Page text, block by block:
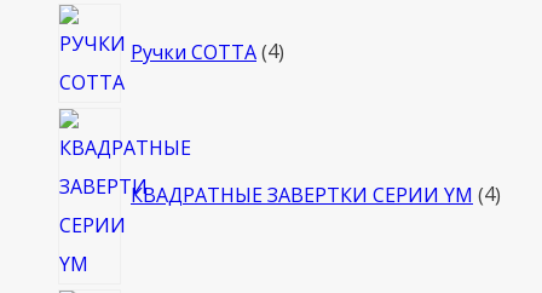
Ручки COTTA 4товара
КВАДРАТНЫЕ ЗАВЕРТКИ СЕРИИ YM 4